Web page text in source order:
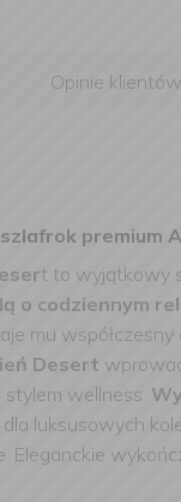
Opinie
premium
t to wyjątkowy
o codziennym
mu
Desert
stylem wellness.
luksusowych